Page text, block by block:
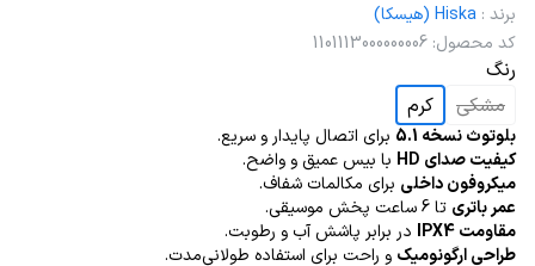
برند : Hiska (هیسکا)
کد محصول:
1101113000000006
رنگ
مشکی
کرم
بلوتوث نسخه 5.1
برای اتصال پایدار و سریع.
کیفیت صدای HD
با بیس عمیق و واضح.
میکروفون داخلی برای مکالمات شفاف.
عمر باتری تا 6 ساعت پخش موسیقی.
مقاومت IPX4
در برابر پاشش آب و رطوبت.
طراحی ارگونومیک و راحت برای استفاده طولانی‌مدت.